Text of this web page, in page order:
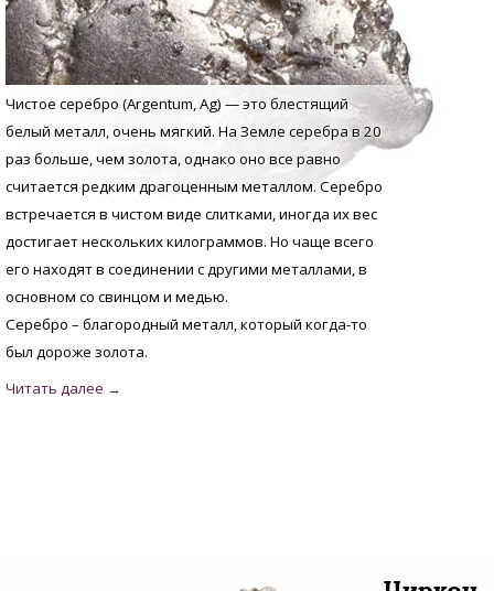
Чистое серебро (Argentum, Аg) — это блестящий
белый металл, очень мягкий. На Земле серебра в 20
раз больше, чем золота, однако оно все равно
считается редким драгоценным металлом. Серебро
встречается в чистом виде слитками, иногда их вес
достигает нескольких килограммов. Но чаще всего
его находят в соединении с другими металлами, в
основном со свинцом и медью.
Серебро – благородный металл, который когда-то
был дороже золота.